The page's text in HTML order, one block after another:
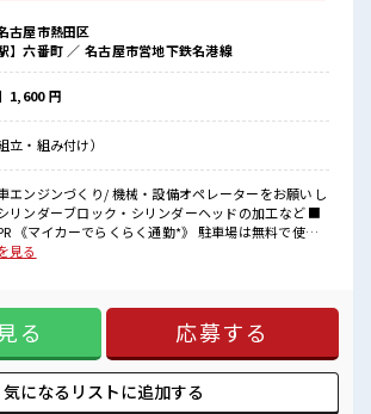
こう*》
大歓迎！
ルUPしちゃいましょう★
れます！
用意する手間も無し！
こそ、
は嬉しいポイントですね！
ツヤク中★
完備！
りリフレッシュできます◎
いですね♪
古屋市熱田区
】六番町 ／ 名古屋市営地下鉄名港線
1,600 円
立・組み付け）
エンジンづくり/ 機械・設備オペレーターをお願いし
リンダーブロック・シリンダーヘッドの加工など ■
《マイカーでらくらく通勤*》 駐車場は無料で使え
・バイク・自転車・電車通勤OK！ ご自身のライフ
いましょう★ 《制服無料*》 制服は無料で貸与され
事用の服を自分で用意する手間も無し！ 毎日使うも
こそ、 無料で利用できるのは嬉しいポイントです
ー完備！ 休憩時間にしっかりリフレッシュできます◎
堂もあります！ コンビニは職場の目の前にあるので
見る
る 応募する
気になるリストに追加する